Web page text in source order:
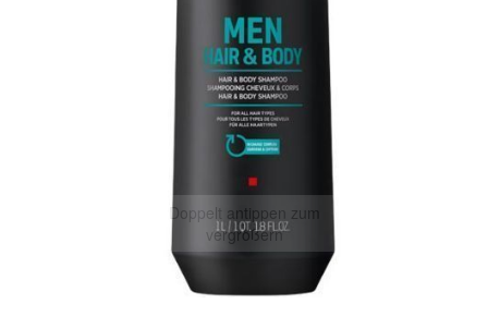
Doppelt antippen zum
vergrößern